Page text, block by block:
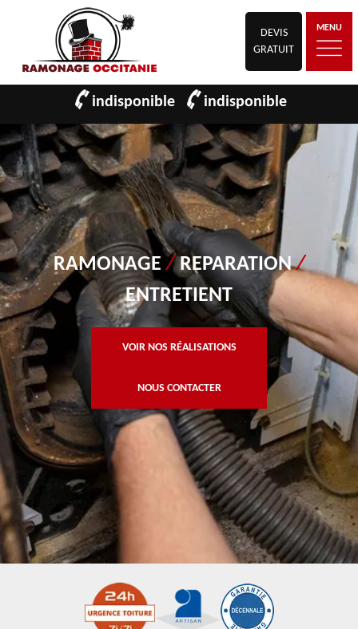
DEVIS
GRATUIT
MENU
indisponible indisponible
RAMONAGE/REPARATION/
ENTRETIENT
VOIR NOS RÉALISATIONS
NOUS CONTACTER